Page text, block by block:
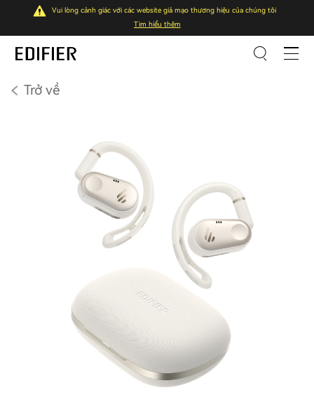
Vui lòng cảnh giác với các website giả mạo thương hiệu của chúng tôi
Tìm hiểu thêm
Trở về